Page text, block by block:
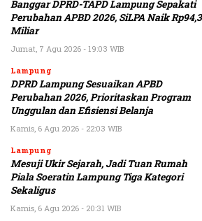
Banggar DPRD-TAPD Lampung Sepakati
Perubahan APBD 2026, SiLPA Naik Rp94,3
Miliar
Jumat, 7 Agu 2026 - 19:03 WIB
Lampung
DPRD Lampung Sesuaikan APBD
Perubahan 2026, Prioritaskan Program
Unggulan dan Efisiensi Belanja
Kamis, 6 Agu 2026 - 22:03 WIB
Lampung
Mesuji Ukir Sejarah, Jadi Tuan Rumah
Piala Soeratin Lampung Tiga Kategori
Sekaligus
Kamis, 6 Agu 2026 - 20:31 WIB